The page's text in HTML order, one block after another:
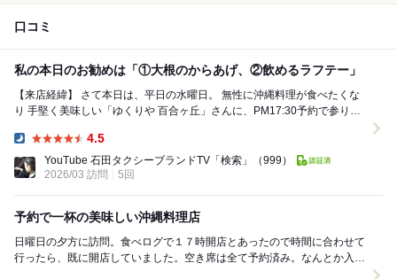
口コミ
私の本日のお勧めは「①大根のからあげ、②飲めるラフテー」
【来店経緯】 さて本日は、平日の水曜日。 無性に沖縄料理が食べたくな
り 手堅く美味しい「ゆくりや 百合ヶ丘」さんに、PM17:30予約で参りま
4.5
YouTube 石田タクシーブランドTV「検索」
（999）
2026/03 訪問
5回
予約で一杯の美味しい沖縄料理店
日曜日の夕方に訪問。食べログで１７時開店とあったので時間に合わせて
行ったら、既に開店していました。空き席は全て予約済み。なんとか入れ